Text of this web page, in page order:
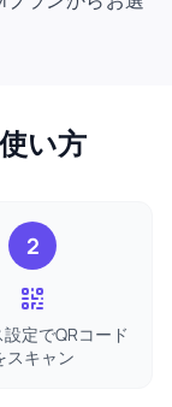
い方
2
定でQRコード
スキャン